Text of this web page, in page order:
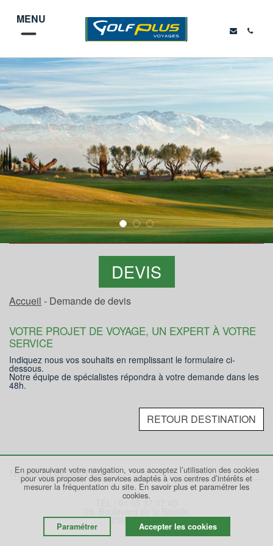
MENU
DEVIS
Accueil - Demande de devis
VOTRE PROJET DE VOYAGE, UN EXPERT À VOTRE
SERVICE
Indiquez nous vos souhaits en remplissant le formulaire ci-
dessous.
Notre équipe de spécialistes répondra à votre demande dans les
48h.
RETOUR DESTINATION
NOUS CONTACTER
75012 PARIS
En poursuivant votre navigation, vous acceptez l’utilisation des cookies
pour vous proposer des services adaptés à vos centres d’intérêts et
mesurer la fréquentation du site. En savoir plus et paramétrer les
cookies.
Paramétrer Accepter les cookies